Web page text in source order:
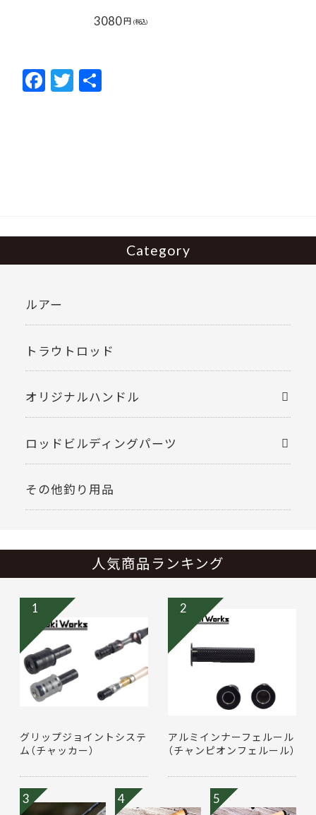
3080円 (税込)
F
ac
T
w
Category
ルアー
トラウトロッド
オリジナルハンドル
ロッドビルディングパーツ
その他釣り用品
人気商品ランキング
グリップジョイントシステ
ム（チャッカー）
1
アルミインナーフェルール
（チャンピオンフェルール）
2
3 4 5